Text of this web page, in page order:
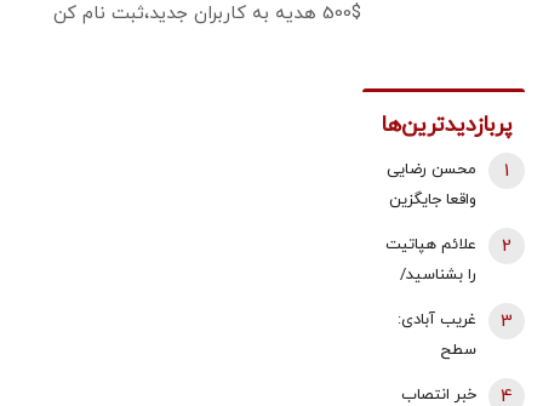
500$ هدیه به کاربران جدید،ثبت نام کن
پربازدیدترین‌ها
محسن رضایی
واقعا جایگزین
شورای عالی
شده است؟
1
علائم هپاتیت
را بشناسید/
بیماری بر
سرتان می آورد
2
غریب آبادی:
سطح
3
خبر انتصاب
4